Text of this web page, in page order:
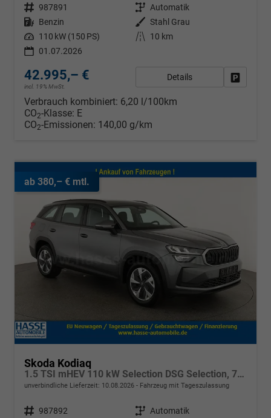
Fahrzeugnr. 987891 Getriebe Automatik
Kraftstoff Benzin Außenfarbe Stahl Grau
Leistung 110 kW (150 PS) Kilometerstand
10 km
01.07.2026
42.995,– €
incl. 19% MwSt.
Details
Verbrauch kombiniert: 6,20 l/100km
CO2-Klasse: E
CO2-Emissionen: 140,00 g/km
ab 380,– € mtl.
Skoda Kodiaq
1.5 TSI mHEV 110 kW Selection DSG Selection, 7-Sitzer, AHK, Navi, Side, Kamera, Winter, 4 J.- Garantie
unverbindliche Lieferzeit: 10.08.2026 Fahrzeug mit Tageszulassung
Fahrzeugnr. 987892 Getriebe Automatik